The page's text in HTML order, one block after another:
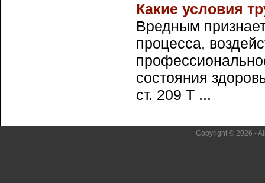
Какие условия
Вредным
процесса,
состояния
ст. 209 Т ...
Copyright © 2026 -